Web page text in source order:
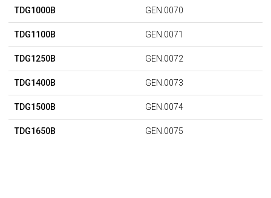
TDG1000B GEN.0070
TDG1100B GEN.0071
TDG1250B GEN.0072
TDG1400B GEN.0073
TDG1500B GEN.0074
TDG1650B GEN.0075